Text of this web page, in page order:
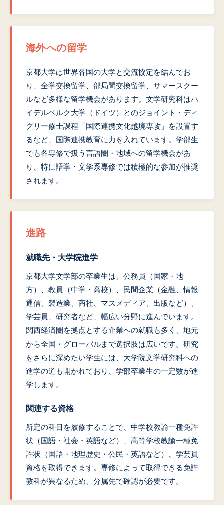
海外への留学
京都大学は世界各国の大学と交流協定を結んでお
り、全学交換留学、部局間交換留学、サマースクー
ルなど多様な留学機会があります。文学研究科はハ
イデルベルク大学（ドイツ）とのジョイント・ディ
グリー修士課程「国際連携文化越境専攻」を設置す
るなど、国際連携教育に力を入れています。学部生
でも各専修で扱う言語圏・地域への留学機会があ
り、特に語学・文学系専修では積極的な参加が推奨
されます。
進路
就職先・大学院進学
京都大学文学部の卒業生は、公務員（国家・地
方）、教員（中学・高校）、民間企業（金融、情報
通信、製造業、商社、マスメディア、出版など）、
学芸員、研究者など、幅広い分野に進んでいます。
関西経済圏を拠点とする企業への就職も多く、地元
から全国・グローバルまで選択肢は広いです。研究
をさらに深めたい学生には、大学院文学研究科への
進学の道も開かれており、学部卒業生の一定数が進
学します。
関連する資格
所定の科目を履修することで、中学校教諭一種免許
状（国語・社会・英語など）、高等学校教諭一種免
許状（国語・地理歴史・公民・英語など）、学芸員
資格を取得できます。専修によって取得できる免許
教科が異なるため、分属先で確認が必要です。